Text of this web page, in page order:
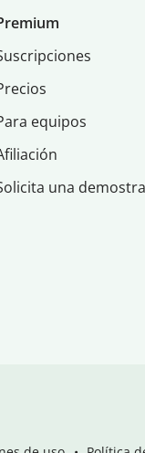
equipos
una